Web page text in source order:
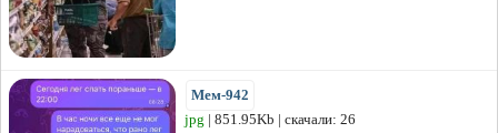
Мем-942
jpg | 851.95Kb | скачали: 26